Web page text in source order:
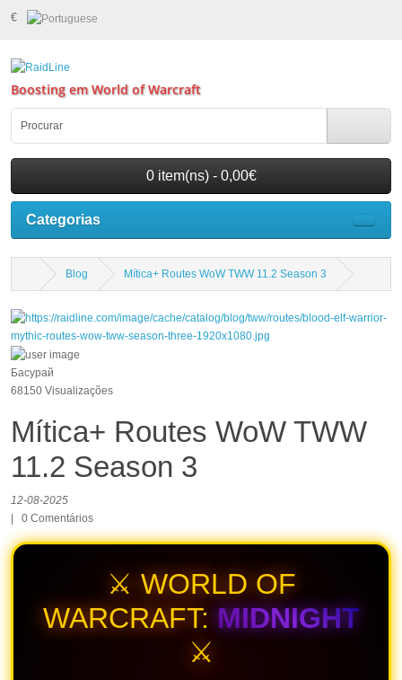
€
Boosting em World of Warcraft
0 item(ns) - 0,00€
Categorias
Blog Mítica+ Routes WoW TWW 11.2 Season 3
Басурай
68150 Visualizações
Mítica+ Routes WoW TWW
11.2 Season 3
12-08-2025
| 0 Comentários
⚔️ WORLD OF
WARCRAFT: MIDNIGHT
⚔️